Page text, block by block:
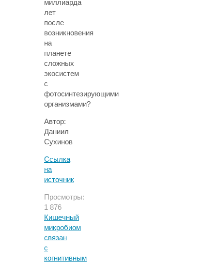
миллиарда
лет
после
возникновения
на
планете
сложных
экосистем
с
фотосинтезирующими
организмами?
Автор:
Даниил
Сухинов
Ссылка
на
источник
Просмотры:
1 876
Кишечный
микробиом
связан
с
когнитивным